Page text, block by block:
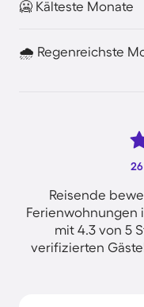
🥶 Kälteste Monate
🌧️ Regenreichste
26
Reisende
Ferienwohnungen
mit 4.3 von 5
verifizierten